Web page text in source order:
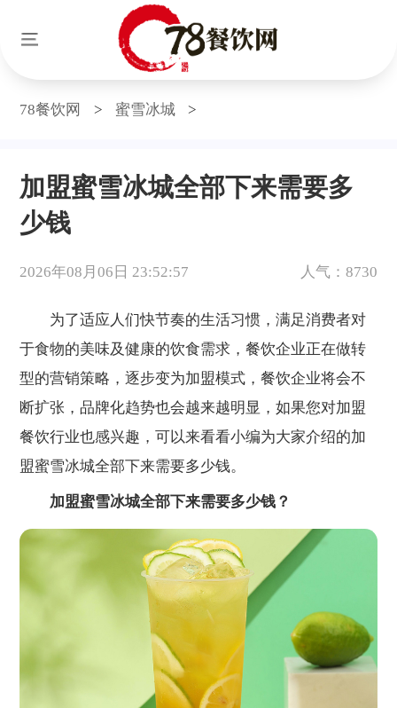
78餐饮网 > 蜜雪冰城 >
加盟蜜雪冰城全部下来需要多
少钱
2026年08月06日 23:52:57 人气：8730
为了适应人们快节奏的生活习惯，满足消费者对
于食物的美味及健康的饮食需求，餐饮企业正在做转
型的营销策略，逐步变为加盟模式，餐饮企业将会不
断扩张，品牌化趋势也会越来越明显，如果您对加盟
餐饮行业也感兴趣，可以来看看小编为大家介绍的加
盟蜜雪冰城全部下来需要多少钱。
加盟蜜雪冰城全部下来需要多少钱？